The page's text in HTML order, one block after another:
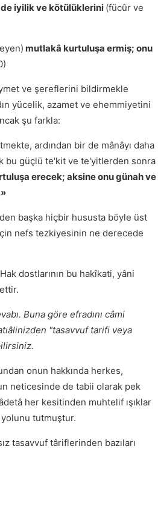
iyilik ve kötülüklerini (fücûr ve
mutlakâ kurtuluşa ermiş; onu
ve şereflerini bildirmekle
yücelik, azamet ve ehemmiyetini
şu farkla:
ardından bir de mânâyı daha
bu güçlü te'kit ve te'yitlerden sonra
erecek; aksine onu günah ve
başka hiçbir hususta böyle üst
nefs tezkiyesinin ne derecede
dostlarının bu hakîkati, yâni
Buna göre efradını câmi
"tasavvuf tarifi veya
onun hakkında herkes,
neticesinde de tabii olarak pek
her kesitinden muhtelif ışıklar
yolunu tutmuştur.
tasavvuf târiflerinden bazıları